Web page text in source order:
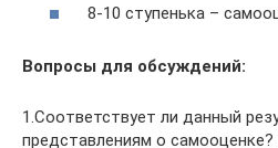
8-10 ступенька –
Вопросы для обсуждений:
1.Соответствует ли данный
представлениям о